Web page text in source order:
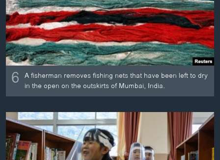
6 A fisherman removes fishing nets that have been left to dry
in the open on the outskirts of Mumbai, India.